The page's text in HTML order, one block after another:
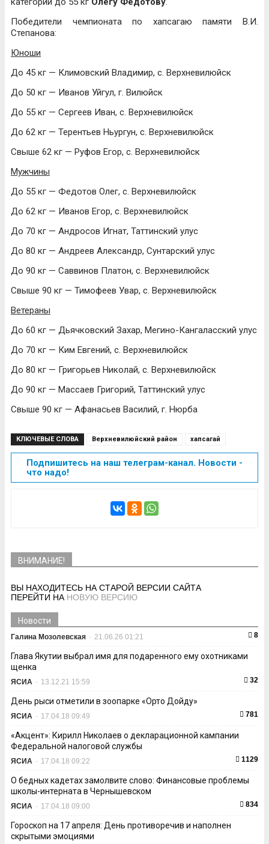
Победители чемпионата по хапсагаю памяти В.И.
Степанова:
Юноши
До 45 кг — Климовский Владимир, с. Верхневилюйск
До 50 кг — Иванов Уйгул, г. Вилюйск
До 55 кг — Сергеев Иван, с. Верхневилюйск
До 62 кг — Терентьев Ньургун, с. Верхневилюйск
Свыше 62 кг — Руфов Егор, с. Верхневилюйск
Мужчины
До 55 кг — Федотов Олег, с. Верхневилюйск
До 62 кг — Иванов Егор, с. Верхневилюйск
До 70 кг — Андросов Игнат, Таттинский улус
До 80 кг — Андреев Александр, Сунтарский улус
До 90 кг — Саввинов Платон, с. Верхневилюйск
Свыше 90 кг — Тимофеев Увар, с. Верхневилюйск
Ветераны
До 60 кг — Дьячковский Захар, Мегино-Кангаласский улус
До 70 кг — Ким Евгений, с. Верхневилюйск
До 80 кг — Григорьев Николай, с. Верхневилюйск
До 90 кг — Массаев Григорий, Таттинский улус
Свыше 90 кг — Афанасьев Василий, г. Нюрба
КЛЮЧЕВЫЕ СЛОВА Верхневилюйский район хапсагай
Подпишитесь на наш телеграм-канал. Новости -
что надо!
ВНИМАНИЕ!
ВЫ НАХОДИТЕСЬ НА СТАРОЙ ВЕРСИИ САЙТА
ПЕРЕЙТИ НА НОВУЮ ВЕРСИЮ
Новости
Галина Мозолевская - 21.06.26 01:21 8
Глава Якутии выбрал имя для подаренного ему охотниками
щенка
ЯСИА - 13.12.21 15:59 32
День рыси отметили в зоопарке «Орто Дойду»
ЯСИА - 17.04.18 09:49 781
«Акцент»: Кирилл Николаев о декларационной кампании
Федеральной налоговой службы
ЯСИА - 17.04.18 09:22 1129
О бедных кадетах замолвите слово: Финансовые проблемы
школы-интерната в Чернышевском
ЯСИА - 17.04.18 09:00 834
Гороскоп на 17 апреля: День противоречив и наполнен
скрытыми эмоциями